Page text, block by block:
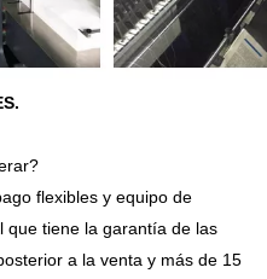
flexibles y equipo de
que tiene la garantía de las
a la venta y más de 15